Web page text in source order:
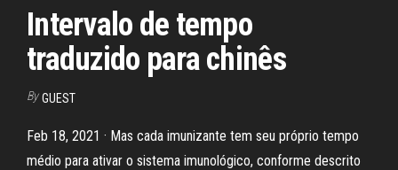
Intervalo de tempo
traduzido para chinês
By GUEST
Feb 18, 2021 · Mas cada imunizante tem seu próprio tempo
médio para ativar o sistema imunológico, conforme descrito